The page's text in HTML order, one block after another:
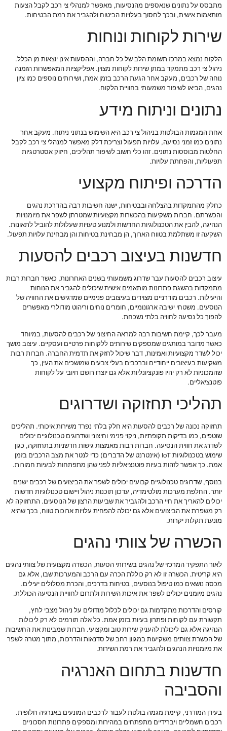
מתבסס על נתונים שנאספים מהנסיעות, מאפשר למנהלי צי רכב לקבל הצעות
מותאמות אישית, ובכך לחסוך בעלויות הביטוח ולהגביר את רמת הבטיחות.
שירות לקוחות ונוחות
הלקוח נמצא במרכז תשומת הלב של כל חברה, וההסעות אינן יוצאות מן הכלל.
ניהול צי רכב מתמקד במתן שירות לקוחות מצוין. אפליקציות המאפשרות הזמנה
נוחה של רכבים, מעקב אחר הגעת הרכב בזמן אמת, ושירותים נוספים כמו ציון
נהגים, הביאו לשיפור משמעותי בחוויית הלקוח.
נתונים וניתוח מידע
אחת המגמות הבולטות בניהול צי רכב היא השימוש בנתוני ניתוח. מעקב אחר
נתונים כמו זמני נסיעה, עלויות תפעול וצריכת דלק מאפשר למנהלי צי רכב לקבל
החלטות מבוססות נתונים. זהו כלי חשוב לשיפור תהליכים, חיזוק אסטרטגיות
תפעוליות, והפחתת עלויות.
הדרכה ופיתוח מקצועי
כחלק מהתמקדות בהצלחה ובבטיחות, ישנה חשיבות רבה בהדרכת נהגים
והכשרתם. חברות משקיעות בהכשרות מקצועיות שמטרתן לשפר את מיומנויות
הנהיגה, להבין את הטכנולוגיות החדשות ולמנוע טעויות שעלולות להוביל לתאונות.
השקעה זו משתלמת בטווח הארוך, הן מבחינת בטיחות והן מבחינת עלויות תפעול.
חדשנות בעיצוב רכבים להסעות
עיצוב רכבים להסעות עבר שדרוג משמעותי בשנים האחרונות, כאשר חברות רבות
מתמקדות בהשגת פתרונות מותאמים אישית שיכולים להגביר את הנוחות
והיעילות. רכבים מודרניים מצוידים בעיצובים פנימיים שמדגישים את החוויה של
הנוסעים. משטחי ישיבה ארגונומיים, חומרים נוחים וריהוט מודולרי מאפשרים
להפוך כל נסיעה לחוויה בלתי נשכחת.
מעבר לכך, קיימת חשיבות רבה למראה החיצוני של רכבים להסעות, במיוחד
כאשר מדובר במותגים שמספקים שירותים ללקוחות פרטיים ועסקיים. עיצוב מושך
יכול לשדר מקצועיות ואמינות, דבר שיכול לחזק את תדמית החברה. חברות רבות
משקיעות בעיצובים ייחודיים וברכבים בעלי צבעים שמושכים את העין, כך
שהמכוניות לא רק יהיו פונקציונליות אלא גם יוצרו רושם חיובי על לקוחות
פוטנציאליים.
תהליכי תחזוקה ושדרוגים
תחזוקה נכונה של רכבים להסעות היא חלק בלתי נפרד משירות איכותי. תהליכים
שוטפים, כמו בדיקות תקופתיות, ניקוי פנימי וחיצוני ושדרוגים טכנולוגיים יכולים
לשדרג את חווית הנסיעה. חברות רבות מאמצות גישות חדשניות בתחזוקה, כגון
שימוש בטכנולוגיות IoT (אינטרנט של הדברים) כדי לנטר את מצב הרכבים בזמן
אמת. כך אפשר לזהות בעיות פוטנציאליות לפני שהן מתפתחות לבעיות חמורות.
בנוסף, שדרוגים טכנולוגיים קבועים יכולים לשפר את הביצועים של רכבים ישנים
יותר. החלפת מערכות מולטימדיה, עדכון תוכנות ניהול ויישום טכנולוגיות חדשות
יכולים להאריך את חיי הרכב ולהגביר את שביעות הרצון של הנוסעים. התחזוקה לא
רק משפרת את הביצועים אלא גם יכולה להפחית עלויות ארוכות טווח, בכך שהיא
מונעת תקלות יקרות.
הכשרה של צוותי נהגים
לאור התפקיד המרכזי של נהגים בשירותי הסעות, הכשרה מקצועית של צוותי נהגים
היא קריטית. הכשרה זו לא רק כוללת הכרה עם הרכב והמערכות שבו, אלא גם
מכסה נושאים כמו טיפול בנוסעים, בטיחות בדרכים, והכרת מסלולים יעילים.
נהגים מיומנים יכולים לשפר את איכות השירות ולתרום לחוויית הנסיעה הכוללת.
קורסים והדרכות מתקדמות גם יכולים לכלול מודולים על ניהול מצבי לחץ,
תקשורת עם לקוחות ופתרון בעיות בזמן אמת. כל אלה תורמים לא רק ליכולות
הנהיגה אלא גם ליכולת להעניק שירות טוב ומקצועי. חברות שמבינות את החשיבות
של הכשרת צוותים משקיעות במגוון רחב של סדנאות והדרכות, מתוך מטרה לשפר
את מיומנויות הנהגים ולהגביר את רמת השירות.
חדשנות בתחום האנרגיה
והסביבה
בעידן המודרני, קיימת מגמה בולטת לעבור לרכבים המונעים באנרגיה חלופית.
רכבים חשמליים ויברידיים מתפתחים במהירות ומספקים פתרונות חסכוניים